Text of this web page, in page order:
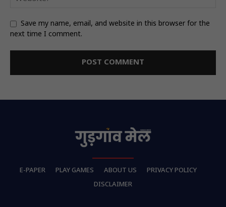
Save my name, email, and website in this browser for the
next time I comment.
E-PAPER PLAY GAMES ABOUT US
PRIVACY POLICY
DISCLAIMER